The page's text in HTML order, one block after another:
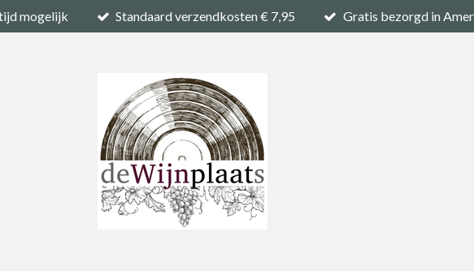
mogelijk Standaard verzendkosten € 7,95 Gratis bezorgd in